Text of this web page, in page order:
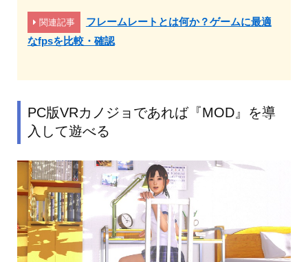
関連記事
フレームレートとは何か？ゲームに最適
なfpsを比較・確認
PC版VRカノジョであれば『MOD』を導
入して遊べる